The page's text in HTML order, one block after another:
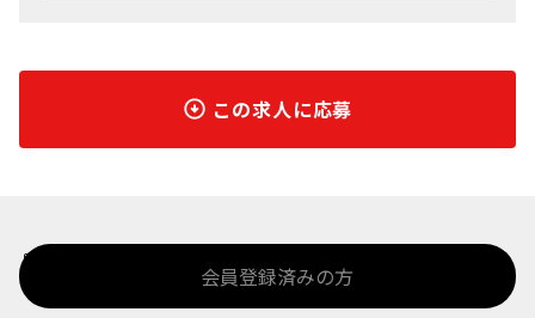
この求人に応募
%>
会員登録済みの方